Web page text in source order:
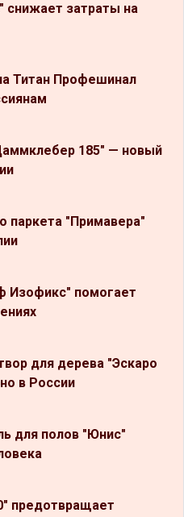
снижает затраты на
Титан Профешинал
185" — новый
паркета "Примавера"
Изофикс" помогает
для дерева "Эскаро
в России
для полов "Юнис"
предотвращает